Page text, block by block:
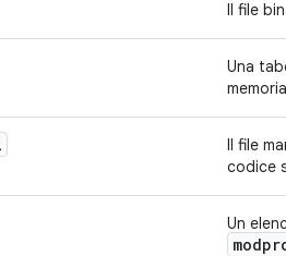
Il file
Una
Il file
codice
Un